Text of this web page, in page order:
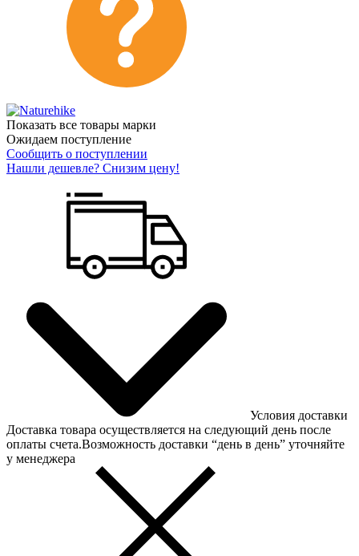
Показать все товары марки
Ожидаем поступление
Сообщить о поступлении
Нашли дешевле? Снизим цену!
Условия доставки
Доставка товара осуществляется на следующий день после
оплаты счета.Возможность доставки “день в день” уточняйте
у менеджера